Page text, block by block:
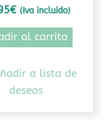
€ (Iva incluido)
al carrito
a lista de
deseos